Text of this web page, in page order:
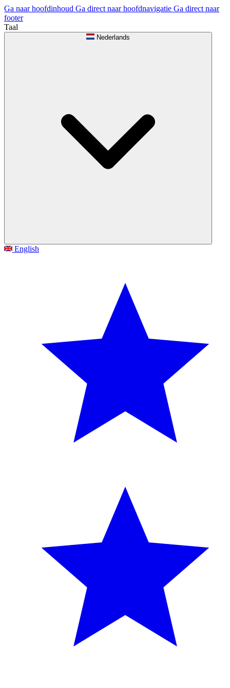
Ga naar hoofdinhoud Ga direct naar hoofdnavigatie Ga direct naar
footer
Taal
Nederlands
English